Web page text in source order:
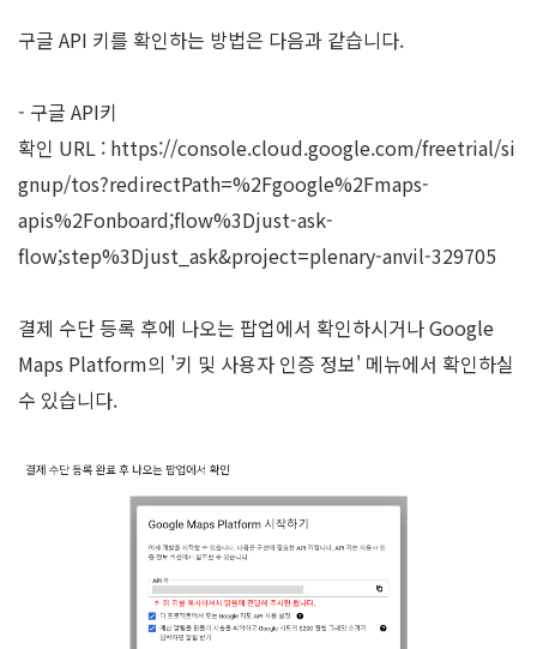
구글 API 키를 확인하는 방법은 다음과 같습니다.
- 구글 API키
확인 URL : https://console.cloud.google.com/freetrial/si
gnup/tos?redirectPath=%2Fgoogle%2Fmaps-
apis%2Fonboard;flow%3Djust-ask-
flow;step%3Djust_ask&project=plenary-anvil-329705
결제 수단 등록 후에 나오는 팝업에서 확인하시거나 Google
Maps Platform의 '키 및 사용자 인증 정보' 메뉴에서 확인하실
수 있습니다.